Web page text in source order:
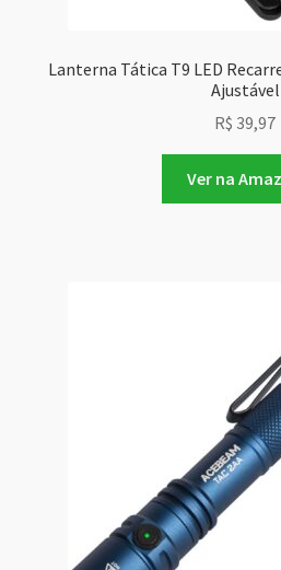
Lanterna Tática T9 LED
Ajustável
R$ 39,97
Ver na